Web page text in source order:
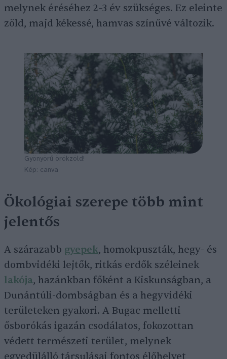
melynek éréséhez 2–3 év szükséges. Ez eleinte
zöld, majd kékessé, hamvas színűvé változik.
Gyönyörű örökzöld!
Kép: canva
Ökológiai szerepe több mint
jelentős
A szárazabb gyepek, homokpuszták, hegy- és
dombvidéki lejtők, ritkás erdők széleinek
lakója, hazánkban főként a Kiskunságban, a
Dunántúli-dombságban és a hegyvidéki
területeken gyakori. A Bugac melletti
ősborókás igazán csodálatos, fokozottan
védett természeti terület, melynek